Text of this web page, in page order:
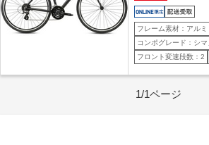
フレーム素材：アルミ
コンポグレード：シマ
フロント変速段数：2
1/1ページ